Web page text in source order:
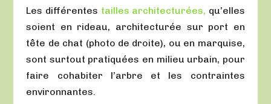
Les différentes tailles architecturées, qu’elles
soient en rideau, architecturée sur port en
tête de chat (photo de droite), ou en marquise,
sont surtout pratiquées en milieu urbain, pour
faire cohabiter l’arbre et les contraintes
environnantes.